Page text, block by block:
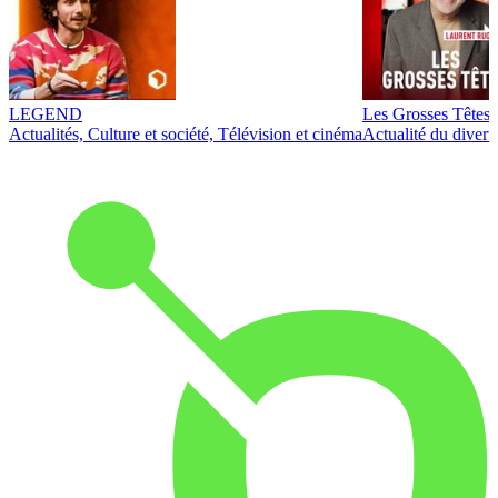
LEGEND
Actualités, Culture et société, Télévision et cinéma
Les Grosses Têtes
Actualité du